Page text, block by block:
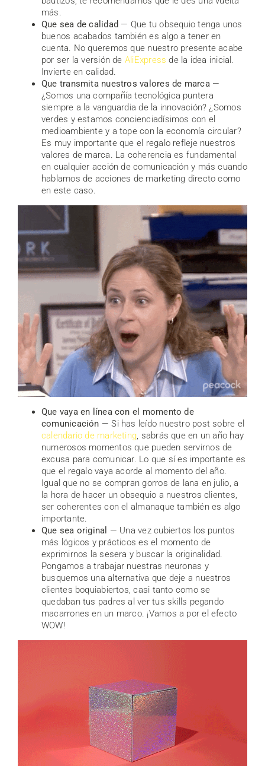
más.
Que sea de calidad — Que tu obsequio tenga unos
buenos acabados también es algo a tener en
cuenta. No queremos que nuestro presente acabe
por ser la versión de AliExpress de la idea inicial.
Invierte en calidad.
Que transmita nuestros valores de marca—
¿Somos una compañía tecnológica puntera
siempre a la vanguardia de la innovación? ¿Somos
verdes y estamos concienciadísimos con el
medioambiente y a tope con la economía circular?
Es muy importante que el regalo refleje nuestros
valores de marca. La coherencia es fundamental
en cualquier acción de comunicación y más cuando
hablamos de acciones de marketing directo como
en este caso.
Que vaya en línea con el momento de
comunicación — Si has leído nuestro post sobre el
calendario de marketing, sabrás que en un año hay
numerosos momentos que pueden servirnos de
excusa para comunicar. Lo que sí es importante es
que el regalo vaya acorde al momento del año.
Igual que no se compran gorros de lana en julio, a
la hora de hacer un obsequio a nuestros clientes,
ser coherentes con el almanaque también es algo
importante.
Que sea original — Una vez cubiertos los puntos
más lógicos y prácticos es el momento de
exprimirnos la sesera y buscar la originalidad.
Pongamos a trabajar nuestras neuronas y
busquemos una alternativa que deje a nuestros
clientes boquiabiertos, casi tanto como se
quedaban tus padres al ver tus skills pegando
macarrones en un marco. ¡Vamos a por el efecto
WOW!